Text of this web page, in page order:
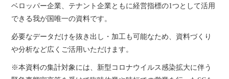
ベロッパー企業、テナント企業ともに経営指標の1つとして活用
できる我が国唯一の資料です。
必要なデータだけを抜き出し・加工も可能なため、資料づくり
や分析など広くご活用いただけます。
※本資料の集計対象には、新型コロナウイルス感染拡大に伴う